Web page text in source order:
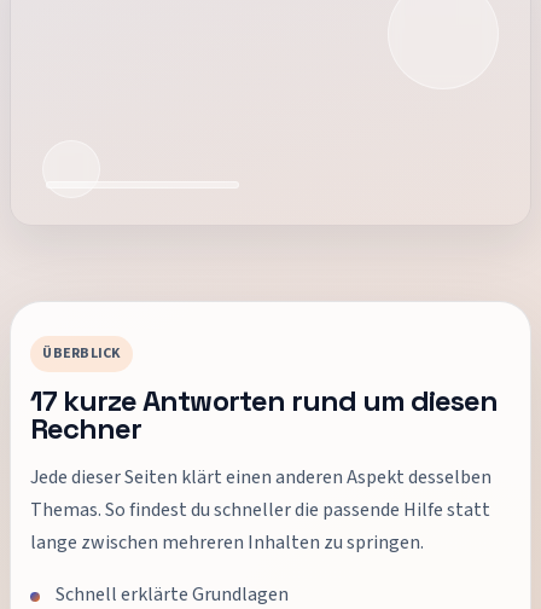
ÜBERBLICK
17 kurze Antworten rund um diesen
Rechner
Jede dieser Seiten klärt einen anderen Aspekt desselben
Themas. So findest du schneller die passende Hilfe statt
lange zwischen mehreren Inhalten zu springen.
Schnell erklärte Grundlagen